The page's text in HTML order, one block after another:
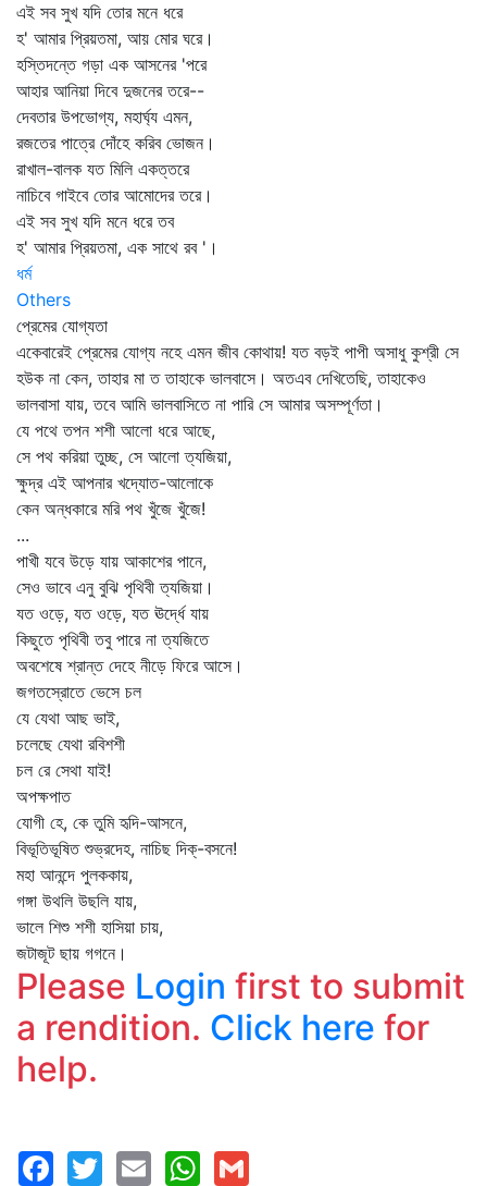
এই সব সুখ যদি তোর মনে ধরে
হ' আমার প্রিয়তমা, আয় মোর ঘরে।
হস্তিদন্তে গড়া এক আসনের 'পরে
আহার আনিয়া দিবে দুজনের তরে--
দেবতার উপভোগ্য, মহার্ঘ্য এমন,
রজতের পাত্রে দোঁহে করিব ভোজন।
রাখাল-বালক যত মিলি একত্তরে
নাচিবে গাইবে তোর আমোদের তরে।
এই সব সুখ যদি মনে ধরে তব
হ' আমার প্রিয়তমা, এক সাথে রব '।
ধর্ম
Others
প্রেমের যোগ্যতা
একেবারেই প্রেমের যোগ্য নহে এমন জীব কোথায়! যত বড়ই পাপী অসাধু কুশ্রী সে
হউক না কেন, তাহার মা ত তাহাকে ভালবাসে। অতএব দেখিতেছি, তাহাকেও
ভালবাসা যায়, তবে আমি ভালবাসিতে না পারি সে আমার অসম্পূর্ণতা।
যে পথে তপন শশী আলো ধরে আছে,
সে পথ করিয়া তুচ্ছ, সে আলো ত্যজিয়া,
ক্ষুদ্র এই আপনার খদ্যোত-আলোকে
কেন অন্ধকারে মরি পথ খুঁজে খুঁজে!
...
পাখী যবে উড়ে যায় আকাশের পানে,
সেও ভাবে এনু বুঝি পৃথিবী ত্যজিয়া।
যত ওড়ে, যত ওড়ে, যত ঊর্দ্ধে যায়
কিছুতে পৃথিবী তবু পারে না ত্যজিতে
অবশেষে শ্রান্ত দেহে নীড়ে ফিরে আসে।
জগতস্রোতে ভেসে চল
যে যেথা আছ ভাই,
চলেছে যেথা রবিশশী
চল রে সেথা যাই!
অপক্ষপাত
যোগী হে, কে তুমি হৃদি-আসনে,
বিভূতিভূষিত শুভ্রদেহ, নাচিছ দিক্‌-বসনে!
মহা আনন্দে পুলককায়,
গঙ্গা উথলি উছলি যায়,
ভালে শিশু শশী হাসিয়া চায়,
জটাজূট ছায় গগনে।
Please Login first to submit
a rendition. Click here for
help.